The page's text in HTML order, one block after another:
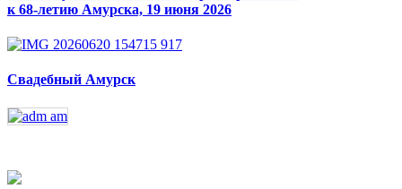
к 68-летию Амурска, 19 июня 2026
Свадебный Амурск